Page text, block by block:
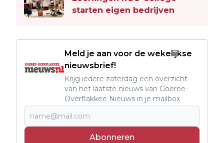
starten eigen bedrijven
Meld je aan voor de wekelijkse
nieuwsbrief!
Krijg iedere zaterdag een overzicht
van het laatste nieuws van Goeree-
Overflakkee Nieuws in je mailbox
Abonneren